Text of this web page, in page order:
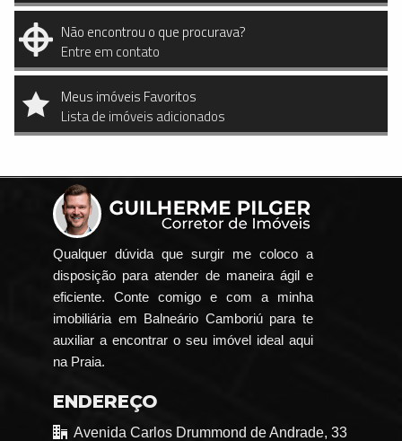
Não encontrou o que procurava?
Entre em contato
Meus imóveis Favoritos
Lista de imóveis adicionados
Qualquer dúvida que surgir me coloco a
disposição para atender de maneira ágil e
eficiente. Conte comigo e com a minha
imobiliária em Balneário Camboriú para te
auxiliar a encontrar o seu imóvel ideal aqui
na Praia.
ENDEREÇO
Avenida Carlos Drummond de Andrade, 33